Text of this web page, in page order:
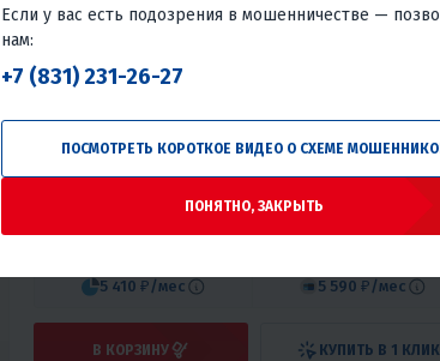
169 800 ₽ -29%
Гарантия лучшей цены Вернём12
5 410 ₽ /мес 5 590 ₽ /мес
В КОРЗИНУ КУПИТЬ В 1 КЛИК
Если у вас есть подозрения в мошенничестве —
нам:
+7 (831) 231-26-27
ПОСМОТРЕТЬ КОРОТКОЕ ВИДЕО О СХЕМЕ
ПОНЯТНО, ЗАКРЫТЬ